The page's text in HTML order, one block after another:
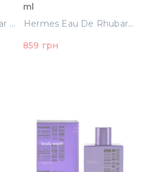
Jo Malone English Pear & Freesia 250 ml Гель Для Душа (690251052837)
ml
(3346133030604)
Hermes Eau De Rhubarbe Ecarlate 300 ml (3346133030604)
859 грн